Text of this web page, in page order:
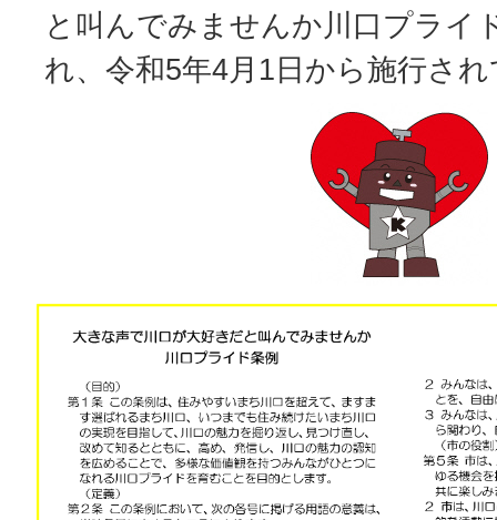
と叫んでみませんか川口プライ
れ、令和5年4月1日から施行さ